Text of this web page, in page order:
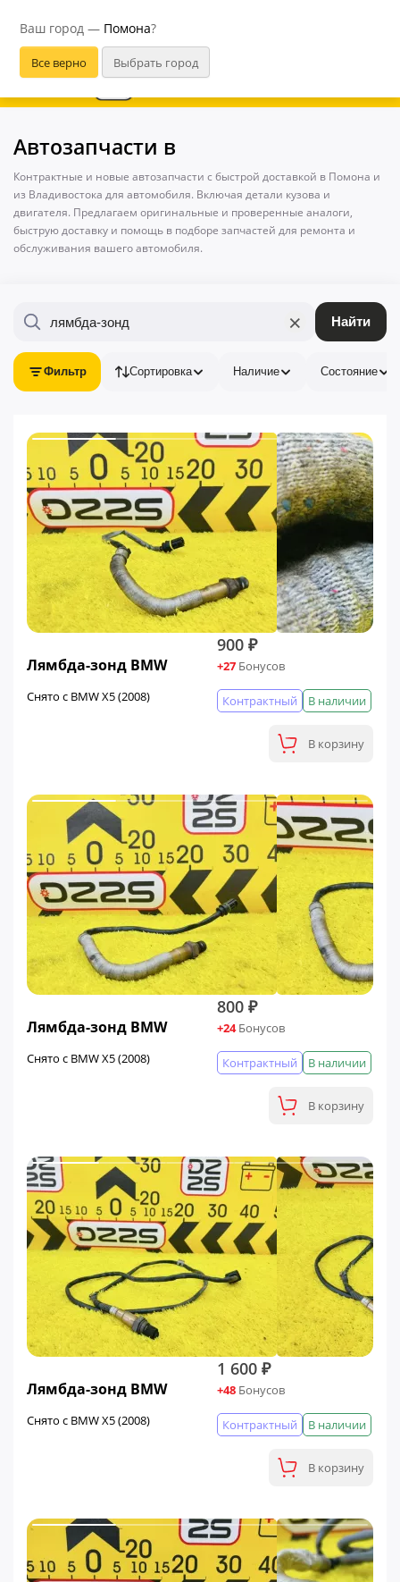
Ваш город — Помона?
В приложении удобнее
Автозапчасти в
Контрактные и новые автозапчасти с быстрой доставкой в Помона и
из Владивостока для автомобиля. Включая детали кузова и
двигателя. Предлагаем оригинальные и проверенные аналоги,
быструю доставку и помощь в подборе запчастей для ремонта и
обслуживания вашего автомобиля.
× Найти
Фильтр Сортировка Наличие Состояние
Лямбда-зонд BMW
Снято с BMW X5 (2008)
900 ₽
+27 Бонусов
В наличии
Контрактный
В корзину
Лямбда-зонд BMW
Снято с BMW X5 (2008)
800 ₽
+24Бонусов
В наличии
Контрактный
В корзину
Лямбда-зонд BMW
Снято с BMW X5 (2008)
1 600 ₽
+48 Бонусов
В наличии
Контрактный
В корзину